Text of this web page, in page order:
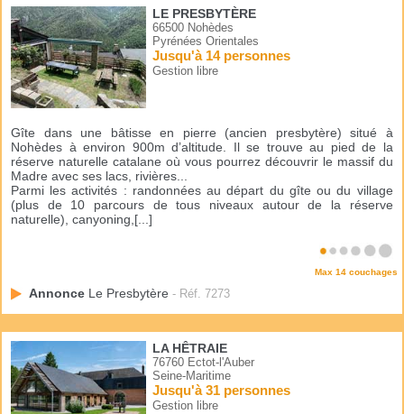
LE PRESBYTÈRE
66500 Nohèdes
Pyrénées Orientales
Jusqu'à 14 personnes
Gestion libre
Gîte dans une bâtisse en pierre (ancien presbytère) situé à
Nohèdes à environ 900m d’altitude. Il se trouve au pied de la
réserve naturelle catalane où vous pourrez découvrir le massif du
Madre avec ses lacs, rivières...
Parmi les activités : randonnées au départ du gîte ou du village
(plus de 10 parcours de tous niveaux autour de la réserve
naturelle), canyoning,[...]
Max 14 couchages
Annonce Le Presbytère - Réf. 7273
LA HÊTRAIE
76760 Ectot-l'Auber
Seine-Maritime
Jusqu'à 31 personnes
Gestion libre